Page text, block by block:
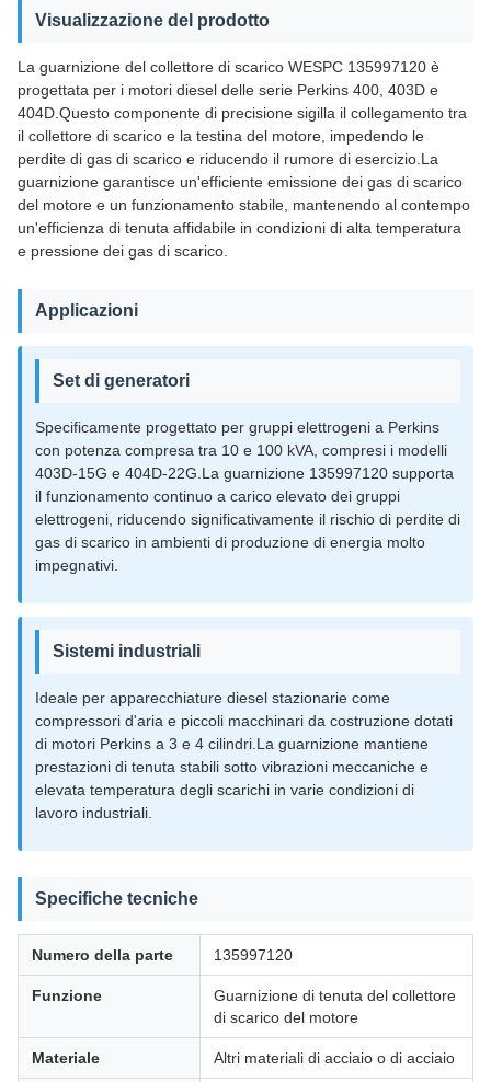
Visualizzazione del prodotto
La guarnizione del collettore di scarico WESPC 135997120 è
progettata per i motori diesel delle serie Perkins 400, 403D e
404D.Questo componente di precisione sigilla il collegamento tra
il collettore di scarico e la testina del motore, impedendo le
perdite di gas di scarico e riducendo il rumore di esercizio.La
guarnizione garantisce un'efficiente emissione dei gas di scarico
del motore e un funzionamento stabile, mantenendo al contempo
un'efficienza di tenuta affidabile in condizioni di alta temperatura
e pressione dei gas di scarico.
Applicazioni
Set di generatori
Specificamente progettato per gruppi elettrogeni a Perkins
con potenza compresa tra 10 e 100 kVA, compresi i modelli
403D-15G e 404D-22G.La guarnizione 135997120 supporta
il funzionamento continuo a carico elevato dei gruppi
elettrogeni, riducendo significativamente il rischio di perdite di
gas di scarico in ambienti di produzione di energia molto
impegnativi.
Sistemi industriali
Ideale per apparecchiature diesel stazionarie come
compressori d'aria e piccoli macchinari da costruzione dotati
di motori Perkins a 3 e 4 cilindri.La guarnizione mantiene
prestazioni di tenuta stabili sotto vibrazioni meccaniche e
elevata temperatura degli scarichi in varie condizioni di
lavoro industriali.
Specifiche tecniche
Numero della parte 135997120
Funzione
Guarnizione di tenuta del collettore
di scarico del motore
Materiale Altri materiali di acciaio o di acciaio